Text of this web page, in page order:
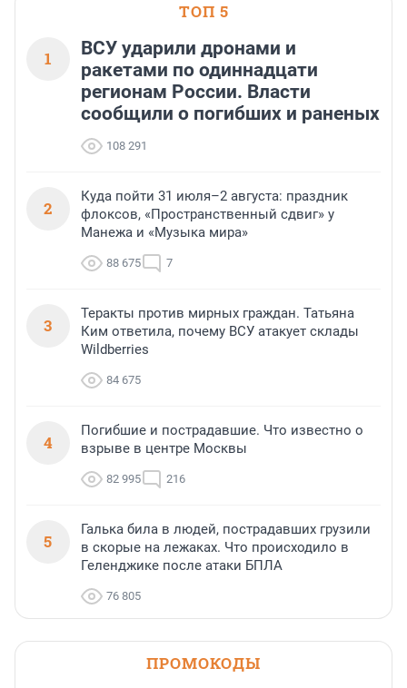
ТОП 5
1
ВСУ ударили дронами и
ракетами по одиннадцати
регионам России. Власти
сообщили о погибших и раненых
108 291
2
Куда пойти 31 июля–2 августа: праздник
флоксов, «Пространственный сдвиг» у
Манежа и «Музыка мира»
88 675 7
3
Теракты против мирных граждан. Татьяна
Ким ответила, почему ВСУ атакует склады
Wildberries
84 675
4
Погибшие и пострадавшие. Что известно о
взрыве в центре Москвы
82 995 216
5
Галька била в людей, пострадавших грузили
в скорые на лежаках. Что происходило в
Геленджике после атаки БПЛА
76 805
ПРОМОКОДЫ